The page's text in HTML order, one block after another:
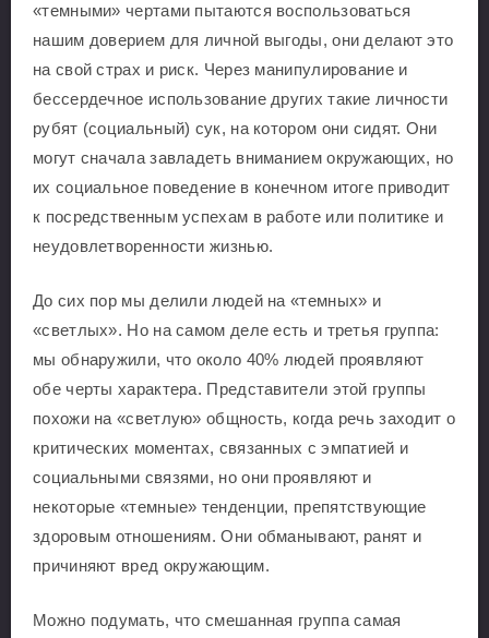
«темными» чертами пытаются воспользоваться
нашим доверием для личной выгоды, они делают это
на свой страх и риск. Через манипулирование и
бессердечное использование других такие личности
рубят (социальный) сук, на котором они сидят. Они
могут сначала завладеть вниманием окружающих, но
их социальное поведение в конечном итоге приводит
к посредственным успехам в работе или политике и
неудовлетворенности жизнью.
До сих пор мы делили людей на «темных» и
«светлых». Но на самом деле есть и третья группа:
мы обнаружили, что около 40% людей проявляют
обе черты характера. Представители этой группы
похожи на «светлую» общность, когда речь заходит о
критических моментах, связанных с эмпатией и
социальными связями, но они проявляют и
некоторые «темные» тенденции, препятствующие
здоровым отношениям. Они обманывают, ранят и
причиняют вред окружающим.
Можно подумать, что смешанная группа самая